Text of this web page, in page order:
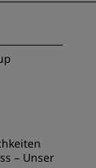
– Unser